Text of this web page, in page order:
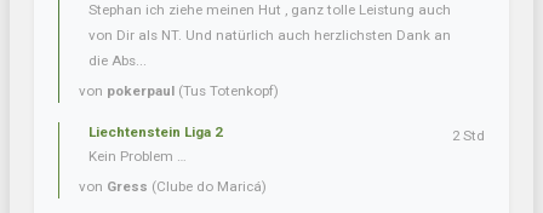
Stephan ich ziehe meinen Hut , ganz tolle Leistung auch
von Dir als NT. Und natürlich auch herzlichsten Dank an
die Abs...
von pokerpaul (Tus Totenkopf)
Liechtenstein Liga 2
Kein Problem …
von Gress (Clube do Maricá)
2 Std